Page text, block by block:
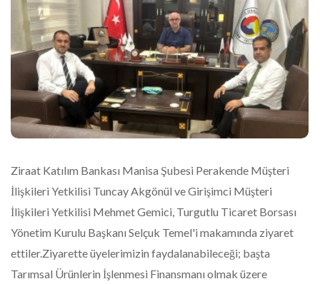
Ziraat Katılım Bankası Manisa Şubesi Perakende Müşteri
İlişkileri Yetkilisi Tuncay Akgönül ve Girişimci Müşteri
İlişkileri Yetkilisi Mehmet Gemici, Turgutlu Ticaret Borsası
Yönetim Kurulu Başkanı Selçuk Temel'i makamında ziyaret
ettiler.Ziyarette üyelerimizin faydalanabileceği; başta
Tarımsal Ürünlerin İşlenmesi Finansmanı olmak üzere